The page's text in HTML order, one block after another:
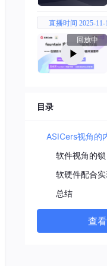
直播时间 2025-11-
回放中
目录
ASICers视角的
软件视角的锁
软硬件配合实
总结
查